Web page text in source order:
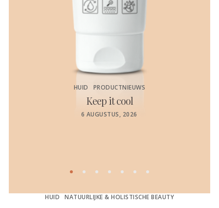
HUID PRODUCTNIEUWS
Keep it cool
POSTED
6 AUGUSTUS, 2026
HUID NATUURLIJKE & HOLISTISCHE BEAUTY